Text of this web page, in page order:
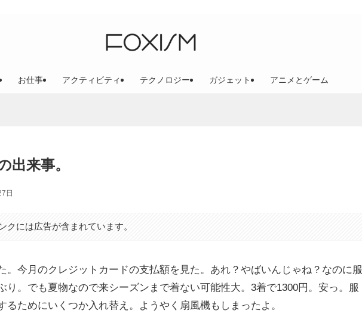
お仕事 アクティビティ テクノロジー ガジェット アニメとゲーム
出来事。
日
クには広告が含まれています。
今月のクレジットカードの支払額を見た。あれ？やばいんじゃね？なのに服
り。でも夏物なので来シーズンまで着ない可能性大。3着で1300円。安っ。服
るためにいくつか入れ替え。ようやく扇風機もしまったよ。